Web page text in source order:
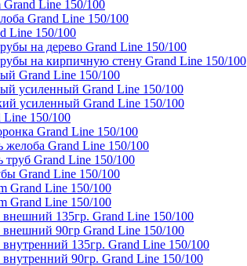
Line 150/100
Grand Line 150/100
Line 150/100
на дерево Grand Line 150/100
на кирпичную стену Grand Line 150/100
Grand Line 150/100
усиленный Grand Line 150/100
усиленный Grand Line 150/100
150/100
Grand Line 150/100
желоба Grand Line 150/100
труб Grand Line 150/100
Grand Line 150/100
Grand Line 150/100
Grand Line 150/100
внешний 135гр. Grand Line 150/100
внешний 90гр Grand Line 150/100
135гр. Grand Line 150/100
90гр. Grand Line 150/100